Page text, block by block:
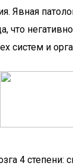
Явная
что
систем и
4 степени: